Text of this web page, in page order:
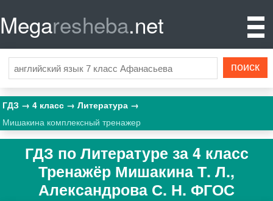
Megaresheba.net
ГДЗ 4 класс
Литература
Мишакина комплексный тренажер
ГДЗ по Литературе за 4 класс
Тренажёр Мишакина Т. Л.,
Александрова С. Н. ФГОС